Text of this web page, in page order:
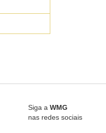
Siga a WMG
nas redes sociais